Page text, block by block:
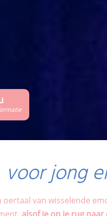
voor jong
oertaal van wisselende